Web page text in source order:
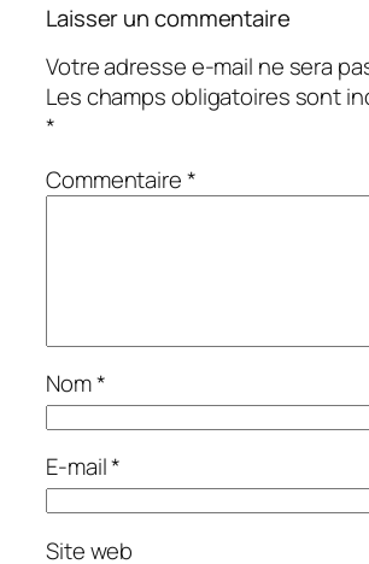
Laisser un commentaire
Votre adresse e-mail ne sera
Les champs obligatoires sont
*
Commentaire*
Nom*
E-mail*
Site web